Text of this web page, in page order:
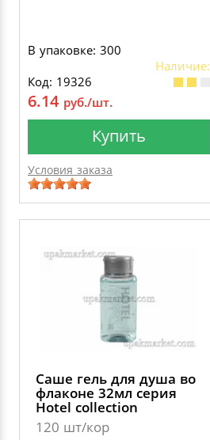
В упаковке: 300
Наличие:
Код: 19326
6.14 руб./шт.
Купить
Условия заказа
Саше гель для душа во
флаконе 32мл серия
Hotel сollection
120 шт/кор